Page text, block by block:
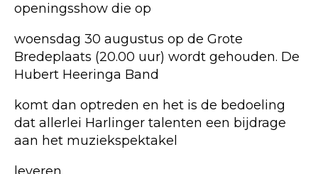
openingsshow die op
woensdag 30 augustus op de Grote
Bredeplaats (20.00 uur) wordt gehouden. De
Hubert Heeringa Band
komt dan optreden en het is de bedoeling
dat allerlei Harlinger talenten een bijdrage
aan het muziekspektakel